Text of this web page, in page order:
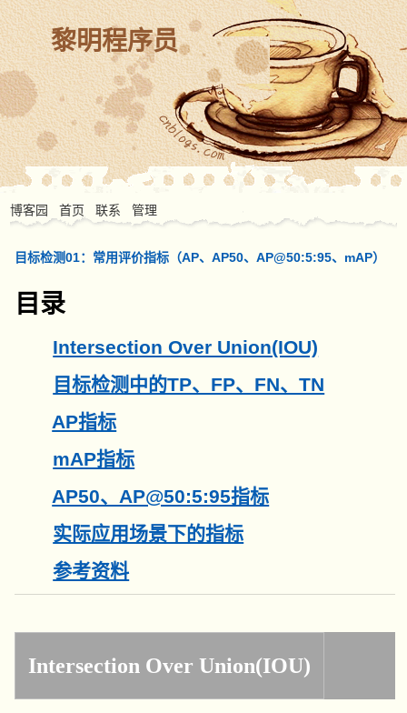
黎明程序员
博客园 首页 联系 管理
目标检测01：常用评价指标（AP、AP50、AP@50:5:95、mAP）
目录
Intersection Over Union(IOU)
目标检测中的TP、FP、FN、TN
AP指标
mAP指标
AP50、AP@50:5:95指标
实际应用场景下的指标
参考资料
Intersection Over Union(IOU)